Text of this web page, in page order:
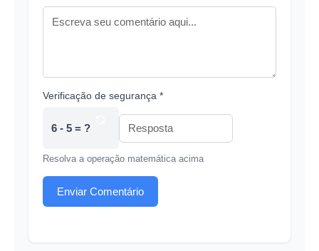
Verificação de segurança *
6 - 5 = ?
Resolva a operação matemática acima
Enviar Comentário